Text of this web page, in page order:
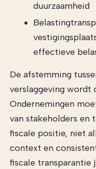
duurzaamheid
effectieve
De afstemming
verslaggeving wordt
Ondernemingen
van stakeholders en
fiscale positie, niet
context en
fiscale transparantie